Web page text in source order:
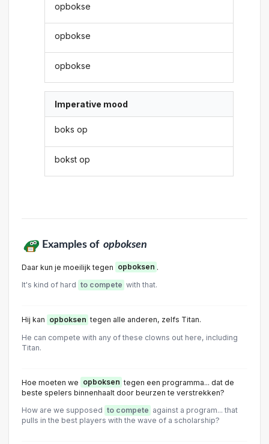
opbokse
opbokse
opbokse
Imperative mood
boks op
bokst op
Examples of opboksen
Daar kun je moeilijk tegen opboksen .
It's kind of hard to compete with that.
Hij kan opboksen tegen alle anderen, zelfs Titan.
He can compete with any of these clowns out here, including
Titan.
Hoe moeten we opboksen tegen een programma... dat de
beste spelers binnenhaalt door beurzen te verstrekken?
How are we supposed to compete against a program... that
pulls in the best players with the wave of a scholarship?